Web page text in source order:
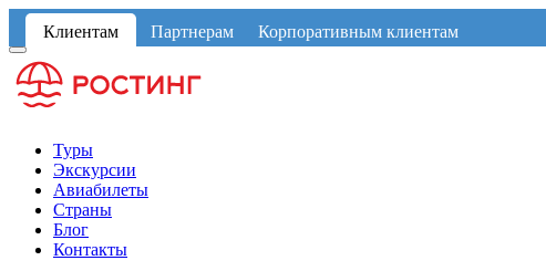
Клиентам Партнерам Корпоративным клиентам
Туры
Экскурсии
Авиабилеты
Страны
Блог
Контакты